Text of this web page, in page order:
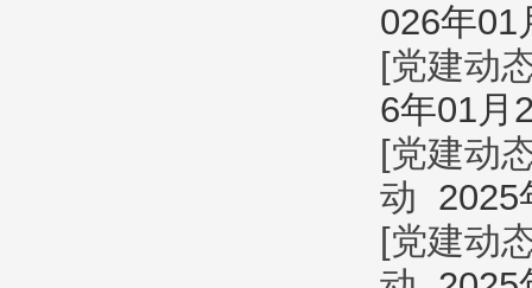
026年01
[党建动
6年01月
[党建动
动 2025
[党建动